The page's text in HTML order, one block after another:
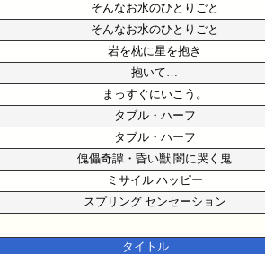
そんなお水のひとりごと
そんなお水のひとりごと
岩を枕に星を抱き
抱いて…
まっすぐにいこう。
タブル・ハーフ
タブル・ハーフ
傀儡奇譚・昏い獣 闇に哭く鬼
ミサイル ハッピー
スプリング センセーション
タイトル